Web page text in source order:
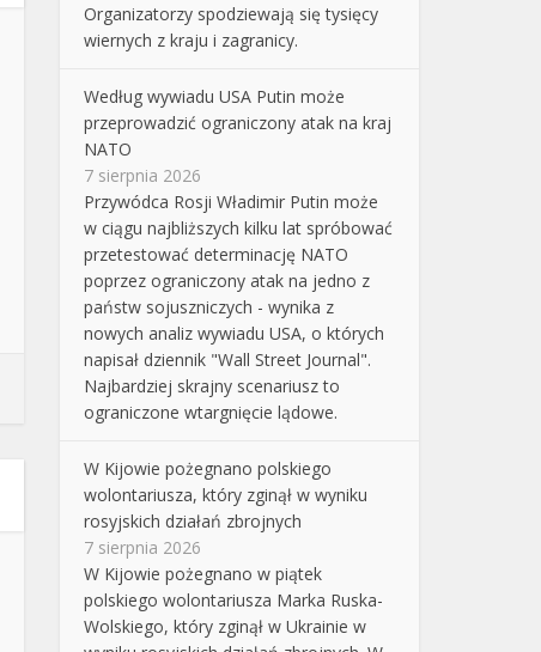
Organizatorzy spodziewają się tysięcy
wiernych z kraju i zagranicy.
Według wywiadu USA Putin może
przeprowadzić ograniczony atak na kraj
NATO
7 sierpnia 2026
Przywódca Rosji Władimir Putin może
w ciągu najbliższych kilku lat spróbować
przetestować determinację NATO
poprzez ograniczony atak na jedno z
państw sojuszniczych - wynika z
nowych analiz wywiadu USA, o których
napisał dziennik "Wall Street Journal".
Najbardziej skrajny scenariusz to
ograniczone wtargnięcie lądowe.
W Kijowie pożegnano polskiego
wolontariusza, który zginął w wyniku
rosyjskich działań zbrojnych
7 sierpnia 2026
W Kijowie pożegnano w piątek
polskiego wolontariusza Marka Ruska-
Wolskiego, który zginął w Ukrainie w